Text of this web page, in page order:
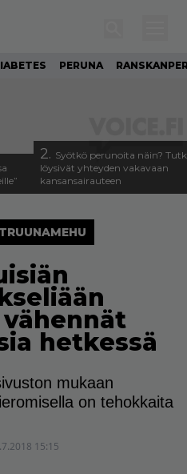
PERUNA
2. Syötkö perunoita näin?
löysivät yhteyden vakavaan
kansansairauteen
hetkessä
mukaan
on tehokkaita
15:15